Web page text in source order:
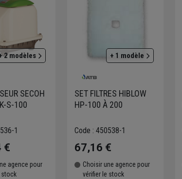
2 modèles
SECOH
S-100
1
€
agence pour
stock
+ 1 modèle
SET FILTRES HIBLOW
HP-100 À 200
Code : 450538-1
67,16 €
Choisir une agence pour
vérifier le stock